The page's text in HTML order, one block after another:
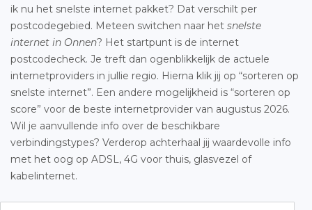
ik nu het snelste internet pakket? Dat verschilt per
postcodegebied. Meteen switchen naar het snelste
internet in Onnen? Het startpunt is de internet
postcodecheck. Je treft dan ogenblikkelijk de actuele
internetproviders in jullie regio. Hierna klik jij op “sorteren op
snelste internet”. Een andere mogelijkheid is “sorteren op
score” voor de beste internetprovider van augustus 2026.
Wil je aanvullende info over de beschikbare
verbindingstypes? Verderop achterhaal jij waardevolle info
met het oog op ADSL, 4G voor thuis, glasvezel of
kabelinternet.